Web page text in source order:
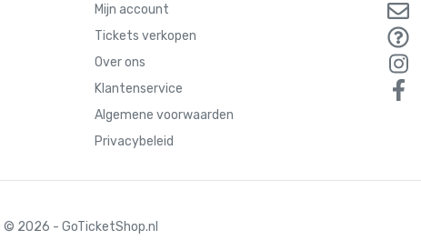
Mijn account
Tickets verkopen
Over ons
Klantenservice
Algemene voorwaarden
Privacybeleid
© 2026 - GoTicketShop.nl